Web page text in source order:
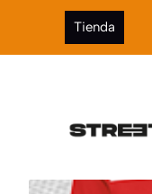
contenido
Tienda